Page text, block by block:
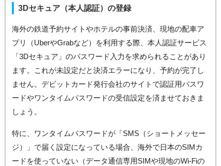
3Dセキュア（本人認証）の登録
海外の鉄道予約サイトやホテルの事前決済、現地の配車ア
プリ（UberやGrabなど）を利用する際、本人認証サービス
「3Dセキュア」のパスワード入力を求められることがあり
ます。これが未設定だと決済エラーになり、予約が完了し
ません。デビットカード発行会社のサイトで認証用パスワ
ードやワンタイムパスワードの受信設定を済ませておきま
しょう。
特に、ワンタイムパスワードが「SMS（ショートメッセー
ジ）」で届く設定になっている場合、海外で日本のSIMカ
ードを使っていない（データ通信専用SIMや現地のWi-Fiの